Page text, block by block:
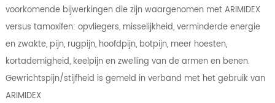
voorkomende bijwerkingen die zijn waargenomen met ARIMIDEX
versus tamoxifen: opvliegers, misselijkheid, verminderde energie
en zwakte, pijn, rugpijn, hoofdpijn, botpijn, meer hoesten,
kortademigheid, keelpijn en zwelling van de armen en benen.
Gewrichtspijn/stijfheid is gemeld in verband met het gebruik van
ARIMIDEX